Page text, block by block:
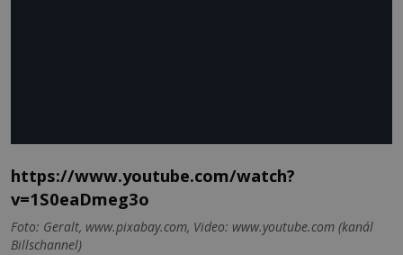
https://www.youtube.com/watch?
v=1S0eaDmeg3o
Foto: Geralt, www.pixabay.com, Video: www.youtube.com (kanál
Billschannel)